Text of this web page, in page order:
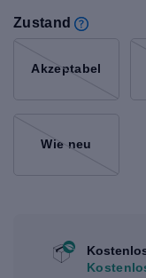
Zustand
Akzeptabel
Wie neu